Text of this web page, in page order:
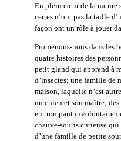
En plein cœur de la nature
certes n’ont pas la taille
façon ont un rôle à jouer
Promenons-nous dans les
quatre histoires des
petit gland qui apprend à
d’insectes; une famille de
maison, laquelle n’est
un chien et son maître;
en trompant
chauve-souris curieuse
d’une famille de petite